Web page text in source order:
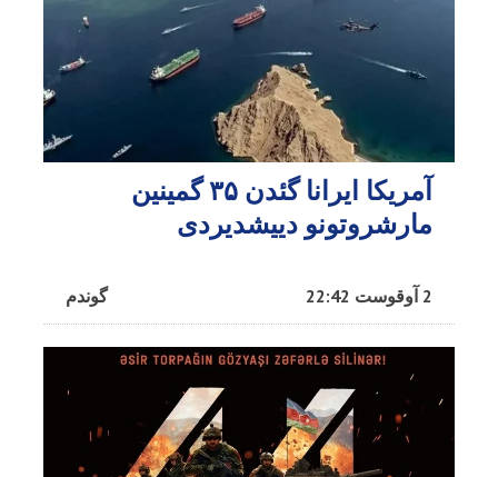
آمریکا ایرانا گئدن ۳۵ گمینین
مارشروتونو دییشدیردی
گوندم 2 آوقوست 22:42